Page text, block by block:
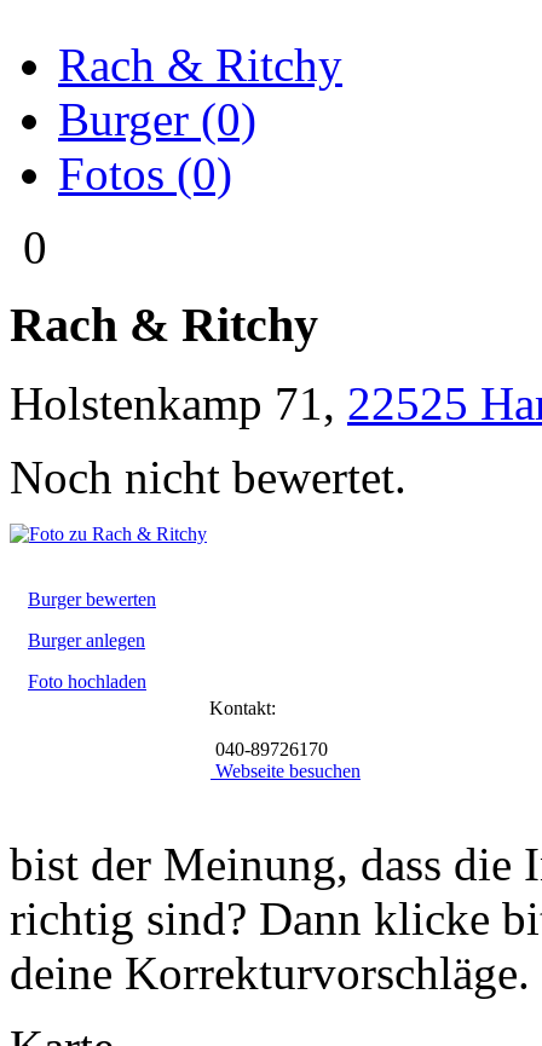
Rach & Ritchy
Burger (0)
Fotos (0)
0
Rach & Ritchy
Holstenkamp 71, 22525
Noch nicht bewertet.
Burger bewerten
Burger anlegen
Foto hochladen
Kontakt:
040-89726170
Webseite besuchen
bist der Meinung, dass die
richtig sind? Dann klicke
deine Korrekturvorschläge.